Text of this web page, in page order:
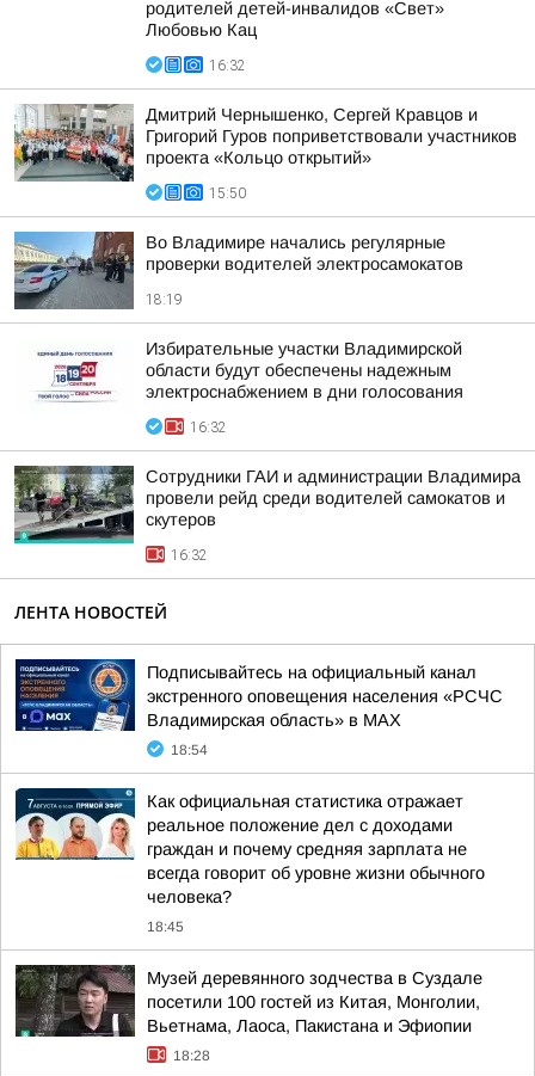
родителей детей-инвалидов «Свет»
Любовью Кац
16:32
Дмитрий Чернышенко, Сергей Кравцов и
Григорий Гуров поприветствовали участников
проекта «Кольцо открытий»
15:50
Во Владимире начались регулярные
проверки водителей электросамокатов
18:19
Избирательные участки Владимирской
области будут обеспечены надежным
электроснабжением в дни голосования
16:32
Сотрудники ГАИ и администрации Владимира
провели рейд среди водителей самокатов и
скутеров
16:32
ЛЕНТА НОВОСТЕЙ
Подписывайтесь на официальный канал
экстренного оповещения населения «РСЧС
Владимирская область» в МАХ
18:54
Как официальная статистика отражает
реальное положение дел с доходами
граждан и почему средняя зарплата не
всегда говорит об уровне жизни обычного
человека?
18:45
Музей деревянного зодчества в Суздале
посетили 100 гостей из Китая, Монголии,
Вьетнама, Лаоса, Пакистана и Эфиопии
18:28